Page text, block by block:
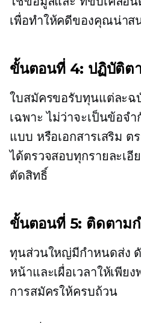
เพื่อทำให้คดีของคุณน่าส
ขั้นตอนที่ 4: ปฏิบัติต
ใบสมัครขอรับทุนแต่ละฉ
เฉพาะ ไม่ว่าจะเป็นข้อจ
แบบ หรือเอกสารเสริม
ได้ตรวจสอบทุกรายละเอี
ตัดสิทธิ์
ขั้นตอนที่ 5: ติดตาม
ทุนส่วนใหญ่มีกำหนดส่ง
หน้าและเผื่อเวลาให้เพีย
การสมัครให้ครบถ้วน